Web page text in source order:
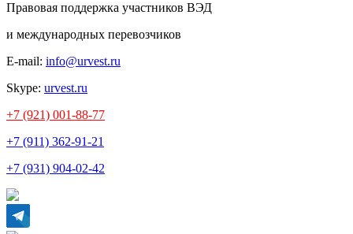
Правовая поддержка участников ВЭД
и международных перевозчиков
E-mail: info@urvest.ru
Skype: urvest.ru
+7 (921) 001-88-77
+7 (911) 362-91-21
+7 (931) 904-02-42